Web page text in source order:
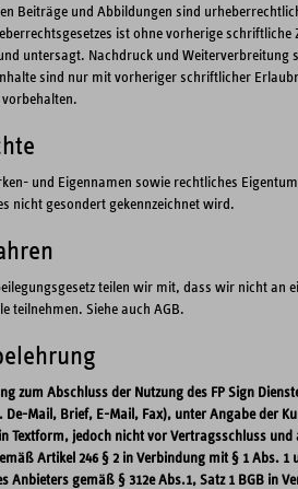
Beiträge und Abbildungen sind
ist ohne vorherige schriftliche
untersagt. Nachdruck und Weiterverbreitung
sind nur mit vorheriger schriftlicher
und Eigennamen sowie rechtliches
nicht gesondert gekennzeichnet wird.
teilen wir mit, dass wir nicht an
teilnehmen. Siehe auch AGB.
zum Abschluss der Nutzung des FP Sign
De-Mail, Brief, E-Mail, Fax), unter Angabe der
Textform, jedoch nicht vor Vertragsschluss
Artikel 246 § 2 in Verbindung mit § 1 Abs. 1
gemäß § 312e Abs.1, Satz 1 BGB in